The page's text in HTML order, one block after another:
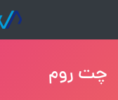
چت روم